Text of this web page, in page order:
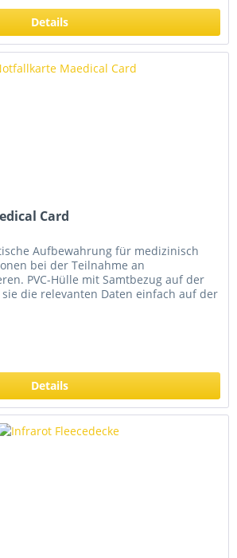
Details
Card
Aufbewahrung für medizinisch
bei der Teilnahme an
PVC-Hülle mit Samtbezug auf der
sie die relevanten Daten einfach auf der
Details